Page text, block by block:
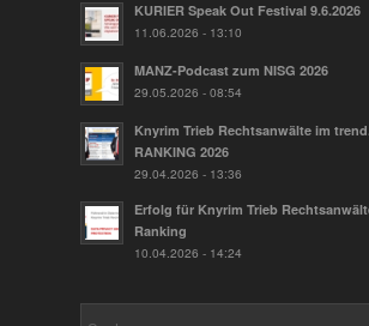
KURIER Speak Out Festival 9.6.2026
11.06.2026 - 13:10
MANZ-Podcast zum NISG 2026
29.05.2026 - 08:54
Knyrim Trieb Rechtsanwälte im
RANKING 2026
29.04.2026 - 13:36
Erfolg für Knyrim Trieb
Ranking
10.04.2026 - 14:24